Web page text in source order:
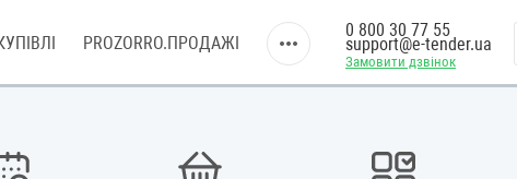
PROZORRO.ПРОДАЖІ
Замовити дзвінок
0 800 30 77 55
support@e-tender.ua